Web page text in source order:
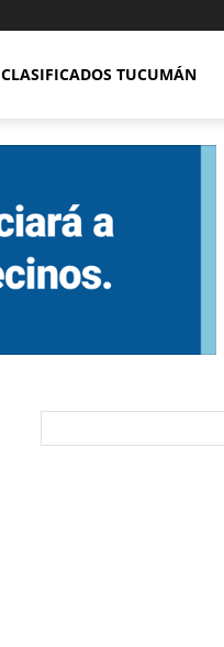
CLASIFICADOS TUCUMÁN